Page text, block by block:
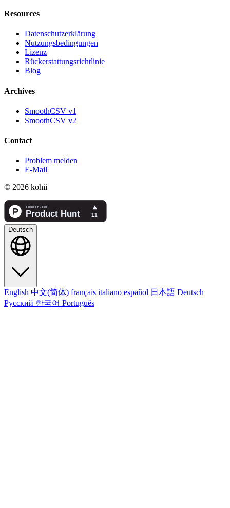
Resources
Datenschutzerklärung
Nutzungsbedingungen
Lizenz
Rückerstattungsrichtlinie
Blog
Archives
SmoothCSV v1
SmoothCSV v2
Contact
Problem melden
E-Mail
© 2026 kohii
Deutsch
English 中文(简体) français italiano español 日本語 Deutsch
Русский 한국어 Português